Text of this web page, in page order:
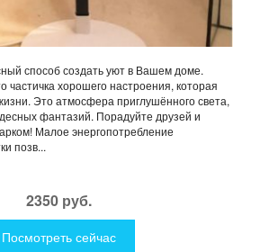
способ создать уют в Вашем доме.
частичка хорошего настроения, которая
Это атмосфера приглушённого света,
фантазий. Порадуйте друзей и
Малое энергопотребление
позв...
2350 руб.
Посмотреть сейчас